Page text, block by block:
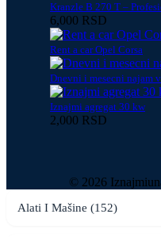
Kranzle B 270 T –
6,000 RSD
Rent a car Opel Corsa
Dnevni i mesecni najam
Iznajmi agregat 30 kw
2,000 RSD
© 2026
Alati I Mašine (152)